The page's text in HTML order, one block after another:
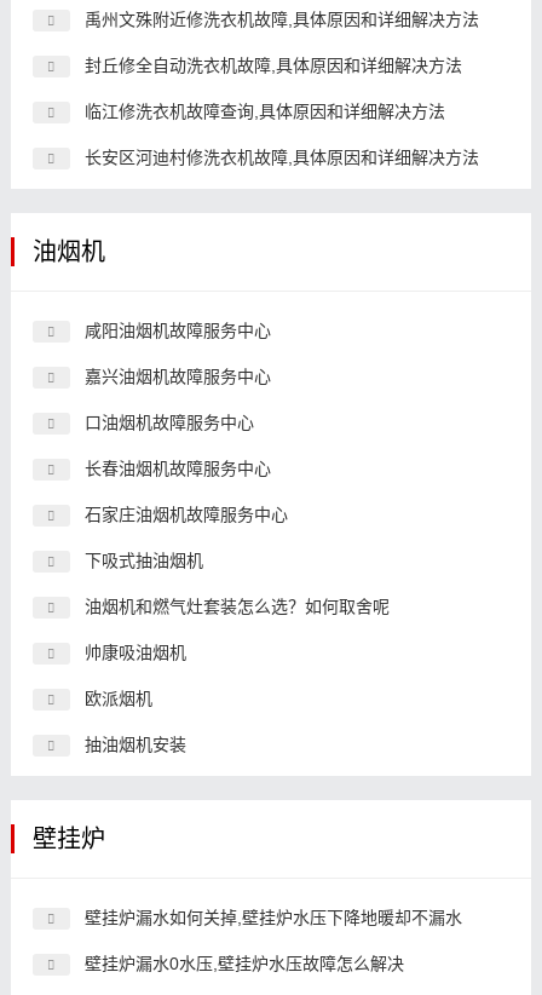
禹州文殊附近修洗衣机故障,具体原因和详细解决方法
封丘修全自动洗衣机故障,具体原因和详细解决方法
临江修洗衣机故障查询,具体原因和详细解决方法
长安区河迪村修洗衣机故障,具体原因和详细解决方法
油烟机
咸阳油烟机故障服务中心
嘉兴油烟机故障服务中心
口油烟机故障服务中心
长春油烟机故障服务中心
石家庄油烟机故障服务中心
下吸式抽油烟机
油烟机和燃气灶套装怎么选？如何取舍呢
帅康吸油烟机
欧派烟机
抽油烟机安装
壁挂炉
壁挂炉漏水如何关掉,壁挂炉水压下降地暖却不漏水
壁挂炉漏水0水压,壁挂炉水压故障怎么解决